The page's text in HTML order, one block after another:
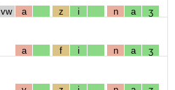
vw a z i n a ʒ
a f i n a ʒ